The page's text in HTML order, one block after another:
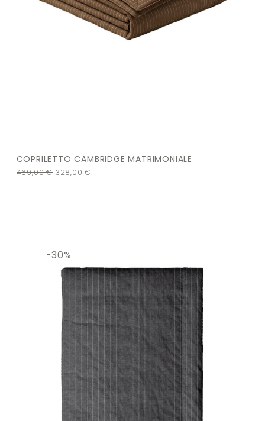
COPRILETTO CAMBRIDGE MATRIMONIALE
469,00€ 328,00€
-30%